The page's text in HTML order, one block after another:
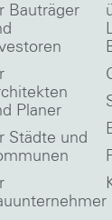
Bauträger
Planer
Städte und